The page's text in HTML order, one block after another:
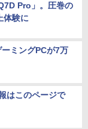
Pro」。圧巻の
体験に
ミングPCが7万
はこのページで